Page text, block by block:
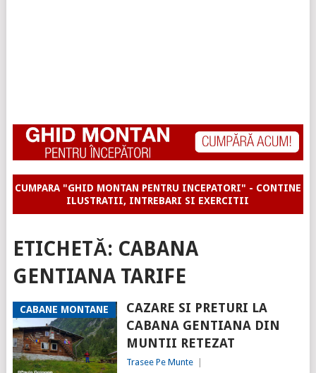
CUMPARA "GHID MONTAN PENTRU INCEPATORI" - CONTINE
ILUSTRATII, INTREBARI SI EXERCITII
ETICHETĂ: CABANA
GENTIANA TARIFE
CABANE MONTANE
CAZARE SI PRETURI LA
CABANA GENTIANA DIN
MUNTII RETEZAT
Trasee Pe Munte